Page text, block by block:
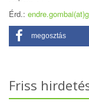
Érd.:
megosztás
Friss